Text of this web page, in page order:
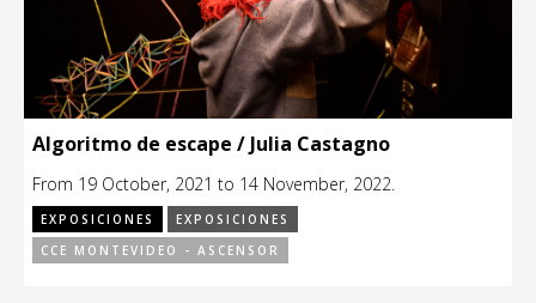
Algoritmo de escape / Julia Castagno
From 19 October, 2021 to 14 November, 2022.
EXPOSICIONES
EXPOSICIONES
CCE MONTEVIDEO - ASCENSOR